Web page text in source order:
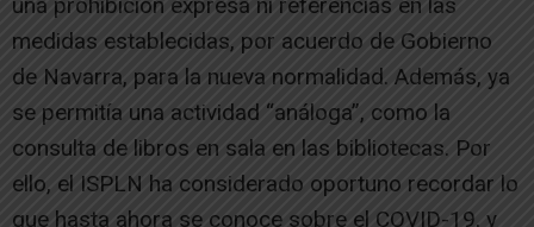
medidas establecidas, por acuerdo de Gobierno
de Navarra, para la nueva normalidad. Además, ya
se permitía una actividad “análoga”, como la
consulta de libros en sala en las bibliotecas. Por
ello, el ISPLN ha considerado oportuno recordar lo
que hasta ahora se conoce sobre el COVID-19, y